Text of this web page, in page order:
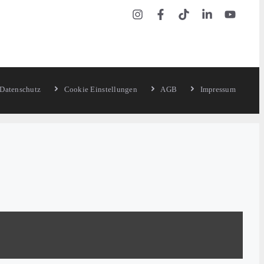
Datenschutz Cookie Einstellungen AGB Impressum